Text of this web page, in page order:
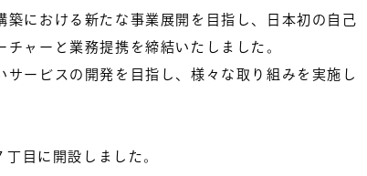
における新たな事業展開を目指し、日本初の自己
ャーと業務提携を締結いたしました。
ービスの開発を目指し、様々な取り組みを実施し
目に開設しました。